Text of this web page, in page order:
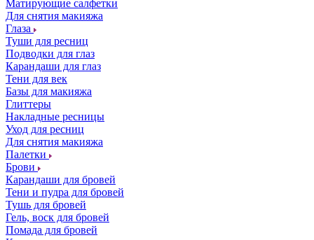
Матирующие салфетки
Для снятия макияжа
Глаза
Туши для ресниц
Подводки для глаз
Карандаши для глаз
Тени для век
Базы для макияжа
Глиттеры
Накладные ресницы
Уход для ресниц
Для снятия макияжа
Палетки
Брови
Карандаши для бровей
Тени и пудра для бровей
Тушь для бровей
Гель, воск для бровей
Помада для бровей